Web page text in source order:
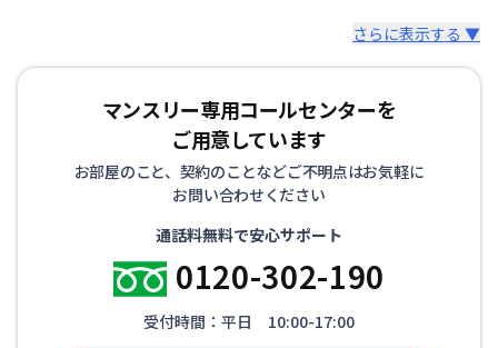
さらに表示する ▼
マンスリー専用コールセンターを
ご用意しています
お部屋のこと、契約のことなどご不明点はお気軽に
お問い合わせください
通話料無料で安心サポート
0120-302-190
受付時間：平日 10:00-17:00